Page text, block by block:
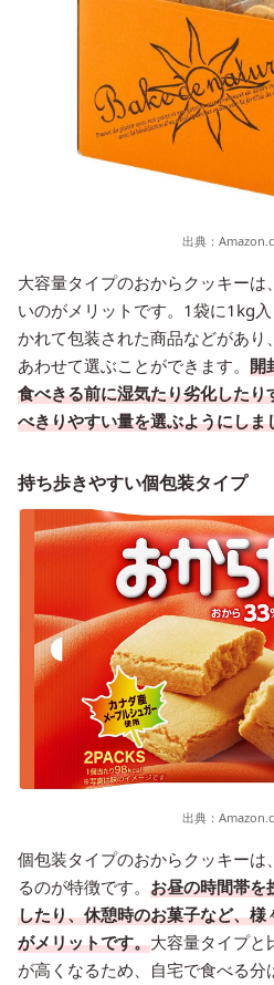
出典：
大容量タイプのおからクッキー
いのがメリットです。1袋に1kg
かれて包装された商品などがあり
あわせて選ぶことができます。 開
食べきる前に湿気たり劣化した
べきりやすい量を選ぶようにしま
持ち歩きやすい個包装タイプ
出典：
個包装タイプのおからクッキー
るのが特徴です。 お昼の時間帯を
したり、休憩時のお菓子など、
がメリットです。大容量タイプと
が高くなるため、自宅で食べる分